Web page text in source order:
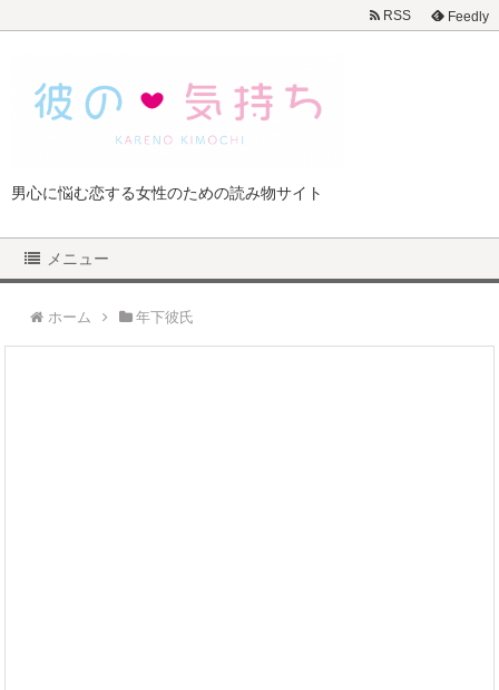
男心に悩む恋する女性のための読み物サイト
メニュー
RSS Feedly
ホーム 年下彼氏